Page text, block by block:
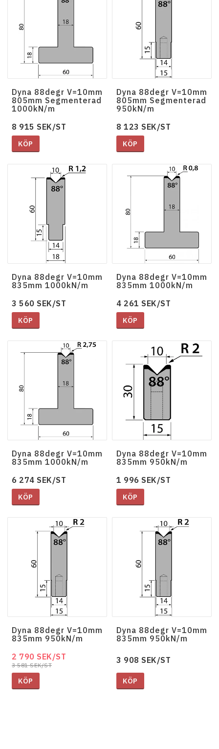
Dyna 88degr V=10mm
805mm Segmenterad
1000kN/m
8 915 SEK/ST
KÖP
Dyna 88degr V=10mm
805mm Segmenterad
950kN/m
8 123 SEK/ST
KÖP
Dyna 88degr V=10mm
835mm 1000kN/m
3 560 SEK/ST
KÖP
Dyna 88degr V=10mm
835mm 1000kN/m
4 261 SEK/ST
KÖP
Dyna 88degr V=10mm
835mm 1000kN/m
6 274 SEK/ST
KÖP
Dyna 88degr V=10mm
835mm 950kN/m
1 996 SEK/ST
KÖP
Dyna 88degr V=10mm
835mm 950kN/m
3 581 SEK/ST
2 790 SEK/ST
KÖP
Dyna 88degr V=10mm
835mm 950kN/m
3 908 SEK/ST
KÖP